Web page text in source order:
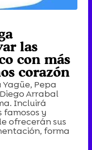
las
con más
corazón
Yagüe, Pepa
Arrabal
Incluirá
famosos y
ofrecerán sus
forma